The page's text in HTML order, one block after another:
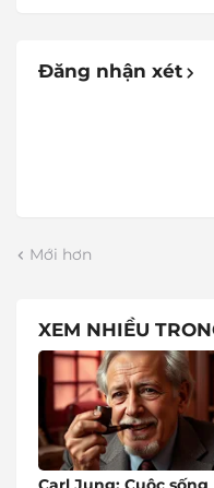
Đăng nhận xét
Mới hơn
XEM NHIỀU